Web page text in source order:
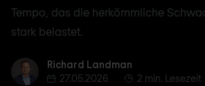
Tempo, das die herkömmliche
stark belastet.
Richard Landman
Richard Landman
27.05.2026
2 min. Lesezeit